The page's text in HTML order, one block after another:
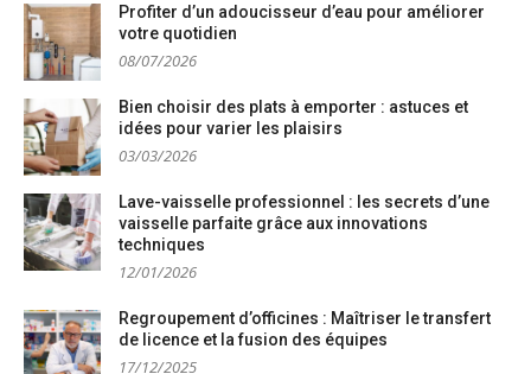
Profiter d’un adoucisseur d’eau pour améliorer
votre quotidien
08/07/2026
Bien choisir des plats à emporter : astuces et
idées pour varier les plaisirs
03/03/2026
Lave-vaisselle professionnel : les secrets d’une
vaisselle parfaite grâce aux innovations
techniques
12/01/2026
Regroupement d’officines : Maîtriser le transfert
de licence et la fusion des équipes
17/12/2025